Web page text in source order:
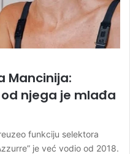
Mancinija:
njega je mlađa
funkciju selektora
je već vodio od 2018.